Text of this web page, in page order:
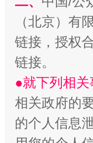
受贿1.44亿！
（北京）有
链接，授权
链接。
●就下列相
相关政府的
的个人信息